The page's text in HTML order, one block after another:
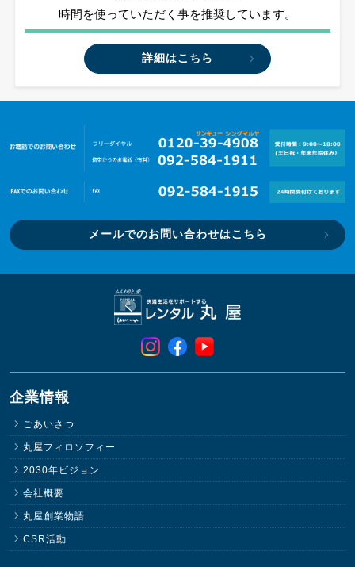
時間を使っていただく事を推奨しています。
詳細はこちら
メールでのお問い合わせはこちら
企業情報
ごあいさつ
丸屋フィロソフィー
2030年ビジョン
会社概要
丸屋創業物語
CSR活動